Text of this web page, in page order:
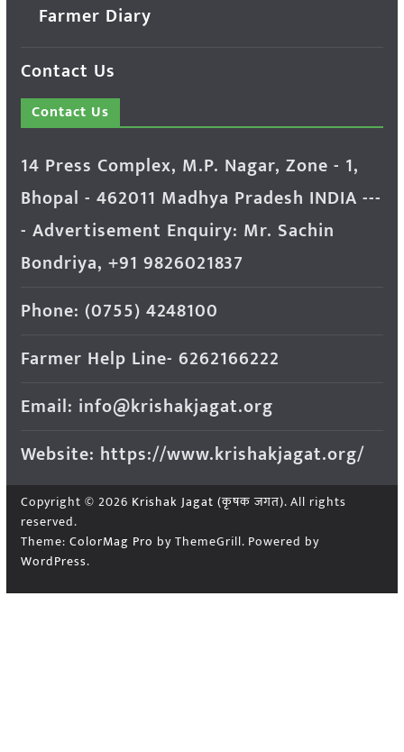
Farmer Diary
Contact Us
Contact Us
14 Press Complex, M.P. Nagar, Zone - 1,
Bhopal - 462011 Madhya Pradesh INDIA ---
- Advertisement Enquiry: Mr. Sachin
Bondriya, +91 9826021837
Phone: (0755) 4248100
Farmer Help Line- 6262166222
Email: info@krishakjagat.org
Website: https://www.krishakjagat.org/
Copyright © 2026 Krishak Jagat (कृषक जगत). All rights
reserved.
Theme: ColorMag Pro by ThemeGrill. Powered by
WordPress.